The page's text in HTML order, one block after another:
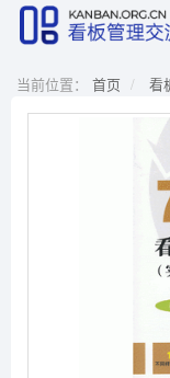
当前位置： 首页 看